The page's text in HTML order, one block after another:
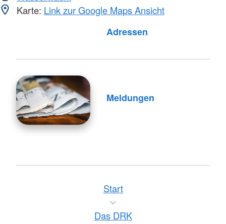
Karte: Link zur Google Maps Ansicht
Adressen
Meldungen
Start
Das DRK